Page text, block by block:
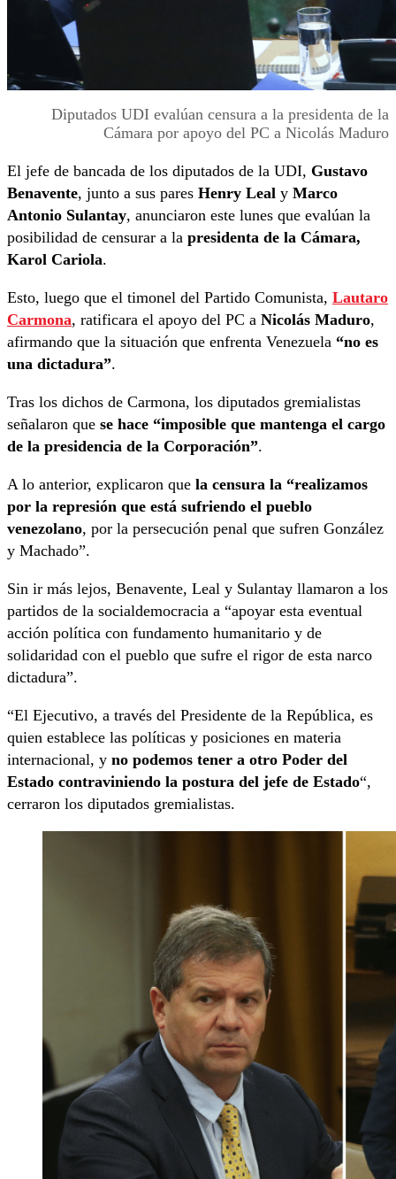
Diputados UDI evalúan censura a la presidenta de la
Cámara por apoyo del PC a Nicolás Maduro
El jefe de bancada de los diputados de la UDI, Gustavo
Benavente, junto a sus pares Henry Leal y Marco
Antonio Sulantay, anunciaron este lunes que evalúan la
posibilidad de censurar a la presidenta de la Cámara,
Karol Cariola.
Esto, luego que el timonel del Partido Comunista, Lautaro
Carmona, ratificara el apoyo del PC a Nicolás Maduro,
afirmando que la situación que enfrenta Venezuela “no es
una dictadura”.
Tras los dichos de Carmona, los diputados gremialistas
señalaron que se hace “imposible que mantenga el cargo
de la presidencia de la Corporación”.
A lo anterior, explicaron que la censura la “realizamos
por la represión que está sufriendo el pueblo
venezolano, por la persecución penal que sufren González
y Machado”.
Sin ir más lejos, Benavente, Leal y Sulantay llamaron a los
partidos de la socialdemocracia a “apoyar esta eventual
acción política con fundamento humanitario y de
solidaridad con el pueblo que sufre el rigor de esta narco
dictadura”.
“El Ejecutivo, a través del Presidente de la República, es
quien establece las políticas y posiciones en materia
internacional, y no podemos tener a otro Poder del
Estado contraviniendo la postura del jefe de Estado“,
cerraron los diputados gremialistas.